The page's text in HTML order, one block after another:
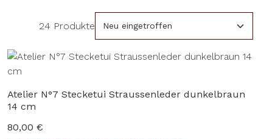
24 Produkte
Atelier N°7 Stecketui Straussenleder dunkelbraun
14 cm
Regulärer Preis:
80,00 €